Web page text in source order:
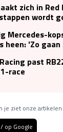
zich in
wordt
Mercedes-
heen: 'Zo
past
race
je ziet onze
op Google